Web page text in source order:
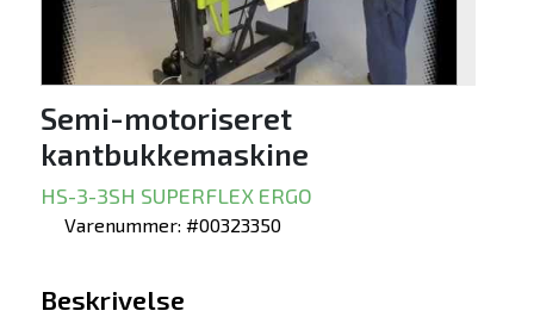
Semi-motoriseret
kantbukkemaskine
HS-3-3SH SUPERFLEX ERGO
Varenummer: #00323350
Beskrivelse